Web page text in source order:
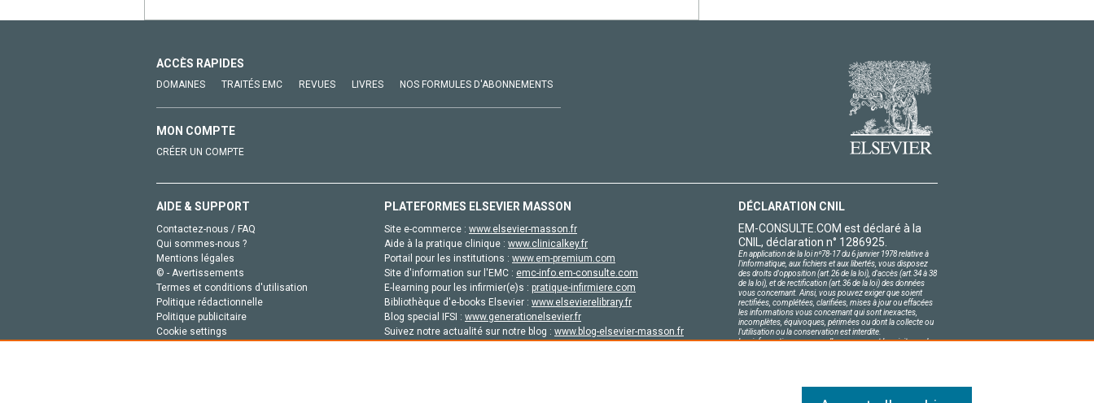
ACCÈS RAPIDES
DOMAINES TRAITÉS EMC REVUES LIVRES NOS FORMULES D'ABONNEMENTS
MON COMPTE
CRÉER UN COMPTE
AIDE & SUPPORT
Contactez-nous / FAQ
Qui sommes-nous ?
Mentions légales
© - Avertissements
Termes et conditions d'utilisation
Politique rédactionnelle
Politique publicitaire
Cookie settings
PLATEFORMES ELSEVIER MASSON
Site e-commerce : www.elsevier-masson.fr
Aide à la pratique clinique : www.clinicalkey.fr
Portail pour les institutions : www.em-premium.com
Site d'information sur l'EMC : emc-info.em-consulte.com
E-learning pour les infirmier(e)s : pratique-infirmiere.com
Bibliothèque d'e-books Elsevier : www.elsevierelibrary.fr
Blog special IFSI : www.generationelsevier.fr
Suivez notre actualité sur notre blog : www.blog-elsevier-masson.fr
DÉCLARATION CNIL
EM-CONSULTE.COM est déclaré à la
CNIL, déclaration n° 1286925.
En application de la loi nº78-17 du 6 janvier 1978 relative à
l'informatique, aux fichiers et aux libertés, vous disposez
des droits d'opposition (art.26 de la loi), d'accès (art.34 à 38
de la loi), et de rectification (art.36 de la loi) des données
vous concernant. Ainsi, vous pouvez exiger que soient
rectifiées, complétées, clarifiées, mises à jour ou effacées
les informations vous concernant qui sont inexactes,
incomplètes, équivoques, périmées ou dont la collecte ou
l'utilisation ou la conservation est interdite.
Les informations personnelles concernant les visiteurs de